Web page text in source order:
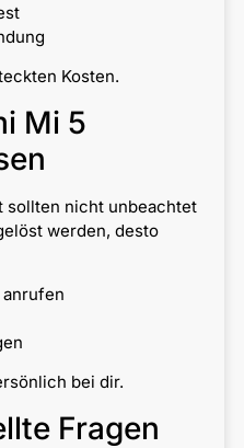
Kosten.
Mi 5
sollten nicht unbeachtet
werden, desto
anrufen
bei dir.
Fragen